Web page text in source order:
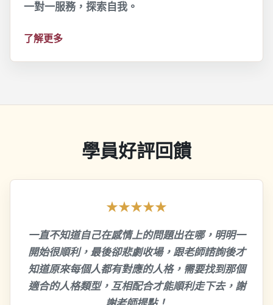
一對一服務，探索自我。
了解更多
學員好評回饋
★★★★★
一直不知道自己在感情上的問題出在哪，明明一
開始很順利，最後卻悲劇收場，跟老師諮詢後才
知道原來每個人都有對應的人格，需要找到那個
適合的人格類型，互相配合才能順利走下去，謝